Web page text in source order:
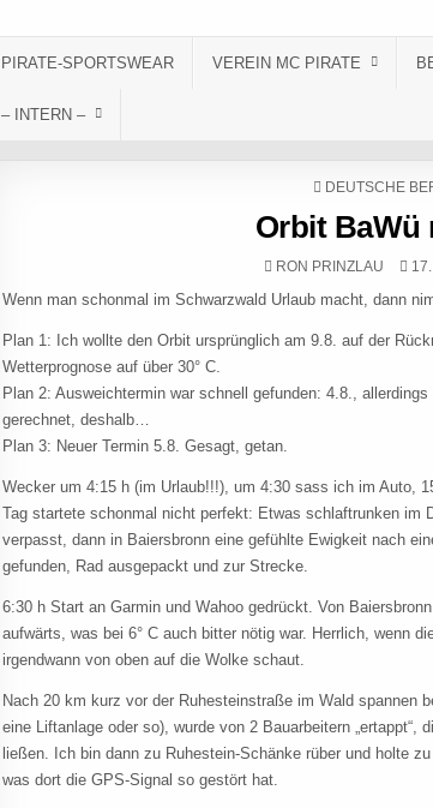
PIRATE-SPORTSWEAR VEREIN MC PIRATE
– INTERN –
POSTED IN
DEUTSCHE
Orbit BaWü
AUTHOR:
RON PRINZLAU
Wenn man schonmal im Schwarzwald Urlaub macht, dann
Plan 1: Ich wollte den Orbit ursprünglich am 9.8. auf der
Wetterprognose auf über 30° C.
Plan 2: Ausweichtermin war schnell gefunden: 4.8.,
gerechnet, deshalb…
Plan 3: Neuer Termin 5.8. Gesagt, getan.
Wecker um 4:15 h (im Urlaub!!!), um 4:30 sass ich im Auto,
Tag startete schonmal nicht perfekt: Etwas schlaftrunken im
verpasst, dann in Baiersbronn eine gefühlte Ewigkeit nach
gefunden, Rad ausgepackt und zur Strecke.
6:30 h Start an Garmin und Wahoo gedrückt. Von
aufwärts, was bei 6° C auch bitter nötig war. Herrlich, wenn
irgendwann von oben auf die Wolke schaut.
Nach 20 km kurz vor der Ruhesteinstraße im Wald spannen
eine Liftanlage oder so), wurde von 2 Bauarbeitern
ließen. Ich bin dann zu Ruhestein-Schänke rüber und holte
was dort die GPS-Signal so gestört hat.